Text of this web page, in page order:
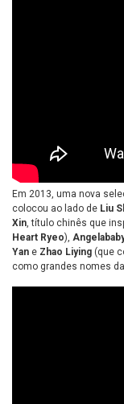
Em 2013, uma nova
colocou ao lado de Liu
Xin, título chinês que
Heart Ryeo),
Yan e Zhao Liying (que
como grandes nomes